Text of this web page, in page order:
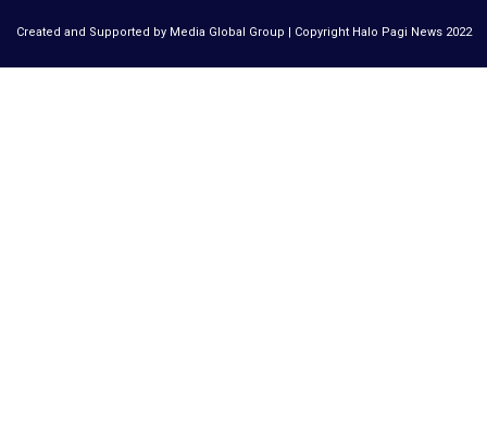
Created and Supported by Media Global Group | Copyright Halo Pagi News 2022